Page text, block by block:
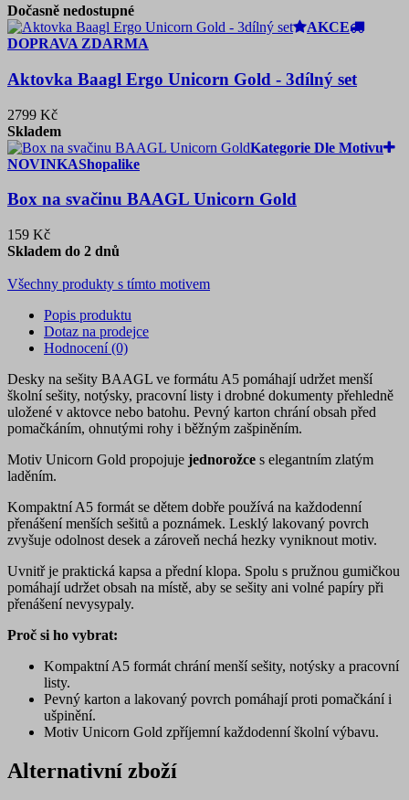
Dočasně nedostupné
AKCE
DOPRAVA ZDARMA
Aktovka Baagl Ergo Unicorn Gold - 3dílný set
2799 Kč
Skladem
Kategorie Dle Motivu
NOVINKAShopalike
Box na svačinu BAAGL Unicorn Gold
159 Kč
Skladem do 2 dnů
Všechny produkty s tímto motivem
Popis produktu
Dotaz na prodejce
Hodnocení (0)
Desky na sešity BAAGL ve formátu A5 pomáhají udržet menší
školní sešity, notýsky, pracovní listy i drobné dokumenty přehledně
uložené v aktovce nebo batohu. Pevný karton chrání obsah před
pomačkáním, ohnutými rohy i běžným zašpiněním.
Motiv Unicorn Gold propojuje jednorožce s elegantním zlatým
laděním.
Kompaktní A5 formát se dětem dobře používá na každodenní
přenášení menších sešitů a poznámek. Lesklý lakovaný povrch
zvyšuje odolnost desek a zároveň nechá hezky vyniknout motiv.
Uvnitř je praktická kapsa a přední klopa. Spolu s pružnou gumičkou
pomáhají udržet obsah na místě, aby se sešity ani volné papíry při
přenášení nevysypaly.
Proč si ho vybrat:
Kompaktní A5 formát chrání menší sešity, notýsky a pracovní
listy.
Pevný karton a lakovaný povrch pomáhají proti pomačkání i
ušpinění.
Motiv Unicorn Gold zpříjemní každodenní školní výbavu.
Alternativní zboží